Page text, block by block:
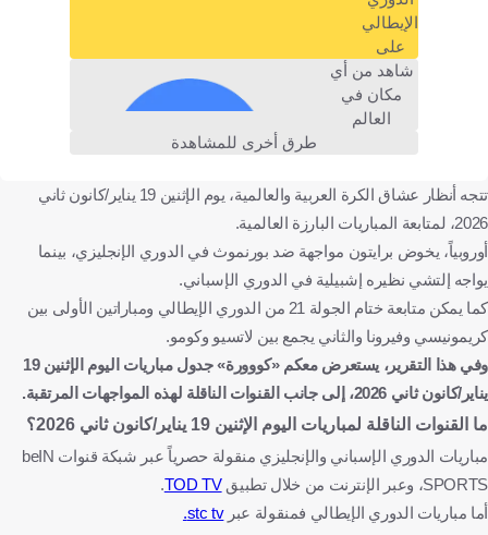
كرة قدم
الإيطالي
على
شاهد من أي
مكان في
العالم
طرق أخرى للمشاهدة
تتجه أنظار عشاق الكرة العربية والعالمية، يوم الإثنين 19 يناير/كانون ثاني
2026، لمتابعة المباريات البارزة العالمية.
أوروبياً، يخوض برايتون مواجهة ضد بورنموث في الدوري الإنجليزي، بينما
يواجه إلتشي نظيره إشبيلية في الدوري الإسباني.
كما يمكن متابعة ختام الجولة 21 من الدوري الإيطالي ومباراتين الأولى بين
كريمونيسي وفيرونا والثاني يجمع بين لاتسيو وكومو.
وفي هذا التقرير، يستعرض معكم «كووورة» جدول مباريات اليوم الإثنين 19
يناير/كانون ثاني 2026، إلى جانب القنوات الناقلة لهذه المواجهات المرتقبة.
ما القنوات الناقلة لمباريات اليوم الإثنين 19 يناير/كانون ثاني 2026؟
مباريات الدوري الإسباني والإنجليزي منقولة حصرياً عبر شبكة قنوات beIN
SPORTS، وعبر الإنترنت من خلال تطبيق
TOD TV
.
أما مباريات الدوري الإيطالي فمنقولة عبرstc tv.